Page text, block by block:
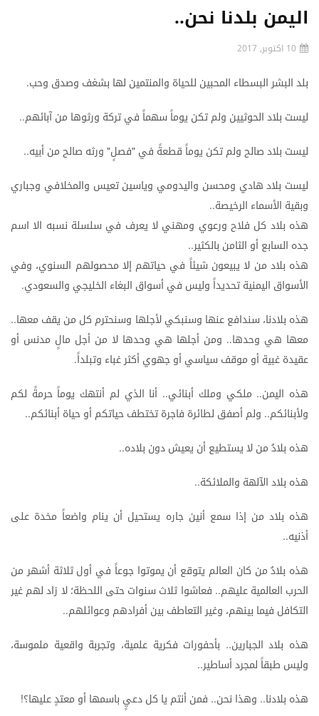
اليمن بلدنا نحن..
10 اكتوبر, 2017
بلدالبشرالبسطاء المحبين للحياة والمنتمين لها بشغف وصدق وحب.
ليست بلادالحوثيين ولمتكن يوماًسهماًفيتركة ورثوها منآبائهم..
ليست بلادصالحولمتكن يوماًقطعةً في "فصلٍ" ورثه صالحمنأبيه..
ليست بلادهادي ومحسن واليدومي وياسين تعيس والمخلافي وجباري
وبقية الأسماء الرخيصة..
هذه بلاد كل فلاح ورعوي ومهني لا يعرف في سلسلة نسبه الا اسم
جده السابعأو الثامن بالكثير..
هذه بلاد من لا يبيعون شيئاً في حياتهم إلا محصولهم السنوي، وفي
الأسواق اليمنيةتحديداًوليس فيأسواق البغاء الخليجي والسعودي.
هذه بلادنا، سندافععنها وسنبكي لأجلها وسنحترم كل من يقف معها..
معها هي وحدها.. ومن أجلها هي وحدها لا من أجل مالٍ مدنس أو
عقيدةغبيةأو موقف سياسيأوجهويأكثرغباء وتبلداً.
هذه اليمن.. ملكي وملك أبنائي.. أنا الذي لم أنتهك يوماً حرمةً لكم
ولأبنائكم.. ولمأصفق لطائرة فاجرةتختطفحياتكمأوحياةأبنائكم..
هذه بلادُمنلايستطيعأن يعيشدون بلاده..
هذه بلادالآلهة والملائكة..
هذه بلاد من إذا سمع أنين جاره يستحيل أن ينام واضعاً مخدة على
أذنيه..
هذه بلادُمن كان العالم يتوقع أن يموتوا جوعاً في أول ثلاثة أشهر من
الحرب العالميةعليهم.. فعاشوا ثلاث سنواتحتى اللحظة؛ لا زادلهمغير
التكافل فيما بينهم، وغيرالتعاطف بينأفرادهم وعوائلهم..
هذه بلاد الجبارين.. بأحفورات فكرية علمية، وتجربة واقعية ملموسة،
وليس طبقاًلمجردأساطير..
هذه بلادنا.. وهذا نحن.. فمنأنتم يا كلدعيٍ باسمهاأو معتدٍعليها؟!